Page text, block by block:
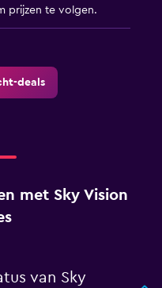
prijzen te volgen.
deals
met Sky Vision
van Sky